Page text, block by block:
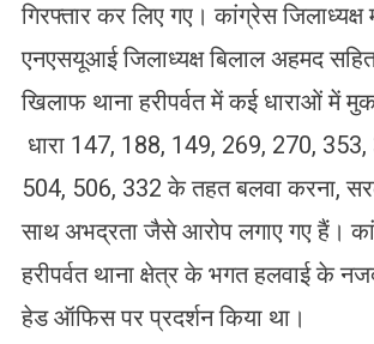
गिरफ्तार कर लिए गए। कांग्रेस जिलाध्यक्ष
एनएसयूआई जिलाध्यक्ष बिलाल अहमद
खिलाफ थाना हरीपर्वत में कई धाराओं में
धारा 147, 188, 149, 269, 270,
504, 506, 332 के तहत बलवा करना,
साथ अभद्रता जैसे आरोप लगाए गए हैं।
हरीपर्वत थाना क्षेत्र के भगत हलवाई के
हेड ऑफिस पर प्रदर्शन किया था।